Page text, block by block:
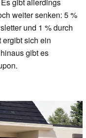
weiter senken: 5 %
und 1 % durch
sich ein
gibt es